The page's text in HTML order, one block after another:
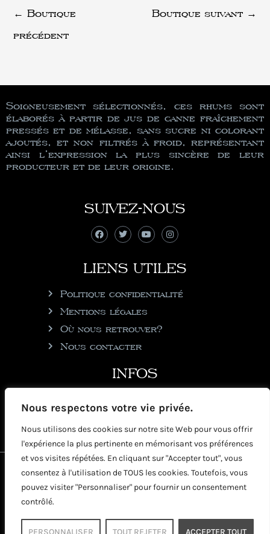
Nous respectons votre vie privée.
Nous utilisons des cookies sur notre site Web pour vous offrir
l'expérience la plus pertinente en mémorisant vos préférences
et vos visites répétées. En cliquant sur "Accepter tout", vous
consentez à l'utilisation de TOUS les cookies. Toutefois, vous
pouvez visiter "Personnaliser" pour fournir un consentement
contrôlé.
PERSONNALISER TOUT REJETER ACCEPTER TOUT
← Boutique
précédent
Boutique suivant →
Soigneusement sélectionnés, ces rhums sont
élaborés à partir de jus de canne fraîchement
pressés et de mélasse, sans sucre ni colorant
ajoutés, et non filtrés à froid, représentant
ainsi l’expression la plus sincère de leur
producteur et de leur origine.
SUIVEZ-NOUS
LIENS UTILES
Politique confidentialité
Mentions légales
Où nous retrouver?
Nous contacter
INFOS
97150 Saint-Martin
2026 © Copyright Rhumgouverneur